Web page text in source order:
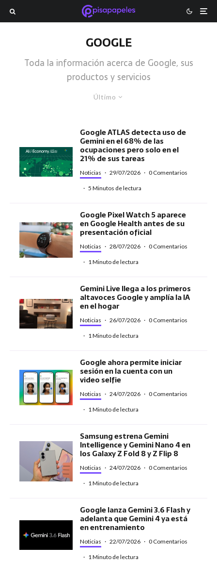
GOOGLE
Toda la información acerca de Google, sus
productos y servicios
Último
Google ATLAS detecta uso de
Gemini en el 68% de las
ocupaciones pero solo en el
21% de sus tareas
Noticias · 29/07/2026 · 0 Comentarios
· 5 Minutos de lectura
Google Pixel Watch 5 aparece
en Google Health antes de su
presentación oficial
Noticias · 28/07/2026 · 0 Comentarios
· 1 Minuto de lectura
Gemini Live llega a los primeros
altavoces Google y amplía la IA
en el hogar
Noticias · 26/07/2026 · 0 Comentarios
· 1 Minuto de lectura
Google ahora permite iniciar
sesión en la cuenta con un
video selfie
Noticias · 24/07/2026 · 0 Comentarios
· 1 Minuto de lectura
Samsung estrena Gemini
Intelligence y Gemini Nano 4 en
los Galaxy Z Fold 8 y Z Flip 8
Noticias · 24/07/2026 · 0 Comentarios
· 1 Minuto de lectura
Google lanza Gemini 3.6 Flash y
adelanta que Gemini 4 ya está
en entrenamiento
Noticias · 22/07/2026 · 0 Comentarios
· 1 Minuto de lectura